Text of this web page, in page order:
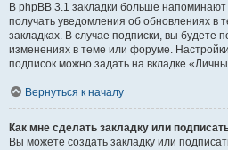
В phpBB 3.1 закладки больше
получать уведомления об обновлениях в
закладках. В случае подписки, вы будете
изменениях в теме или форуме.
подписок можно задать на вкладке
Вернуться к началу
Как мне сделать закладку или
Вы можете создать закладку или